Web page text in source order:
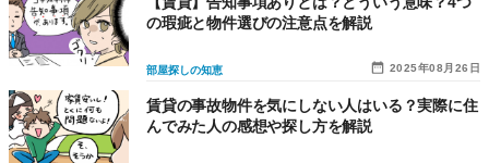
2025年08月26日
部屋探しの知恵
の瑕疵と物件選びの注意点を解説
賃貸の事故物件を気にしない人はいる？実際に住
んでみた人の感想や探し方を解説